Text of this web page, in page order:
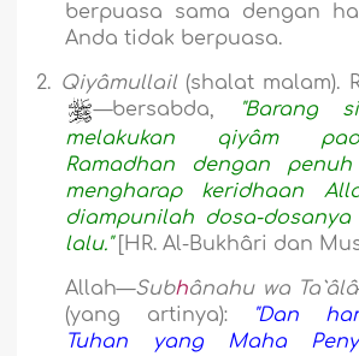
berpuasa sama dengan
Anda tidak berpuasa.
2. Qiyâmullail(shalat malam).
—bersabda,
"Barang
melakukan qiyâm
Ramadhan dengan
mengharap keridhaan
diampunilah dosa-
lalu."[HR. Al-Bukhâri dan
Allah—Subhânahu wa Ta`âlâ
(yang artinya):
"Dan
Tuhan yang Maha